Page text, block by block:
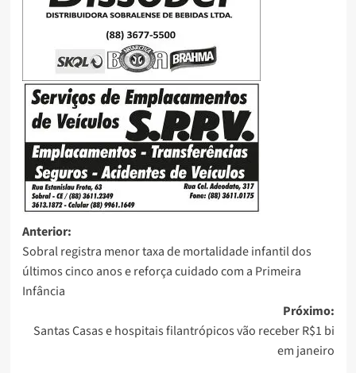
Anterior:
Sobral registra menor taxa de mortalidade infantil dos
últimos cinco anos e reforça cuidado com a Primeira
Infância
Próximo:
Santas Casas e hospitais filantrópicos vão receber R$1 bi
em janeiro